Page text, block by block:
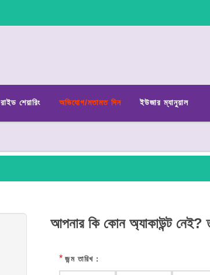
রাইড শেয়ারিং অভিযোগ/মতামত দিন ইউজার ম্যানুয়াল
আপনার কি কোন অ্যাকাউন্ট নেই?
* জন্ম তারিখ :